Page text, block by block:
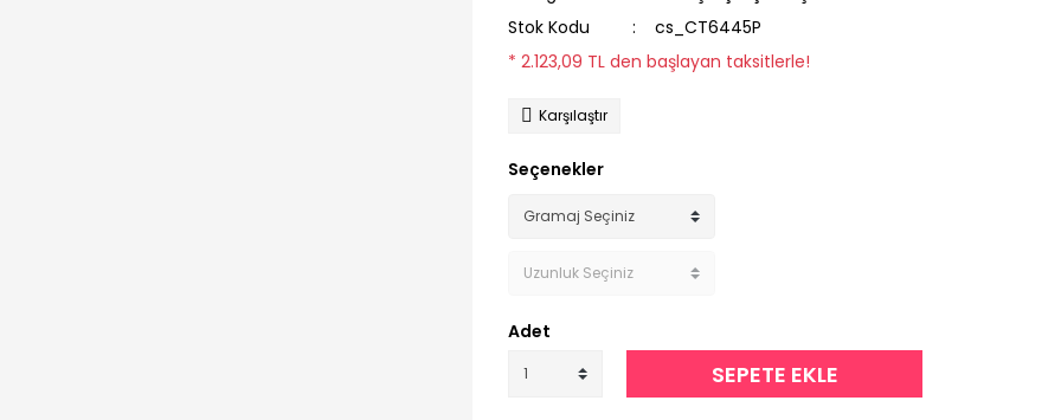
Stok Kodu
cs_CT6445P
* 2.123,09 TL den başlayan taksitlerle!
Karşılaştır
Seçenekler
Adet
SEPETE EKLE